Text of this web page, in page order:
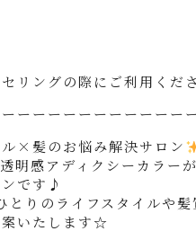
リングの際にご利用くだ
ーーーーーーーーーーー
×髪のお悩み解決サロン
明感アディクシーカラーが
です♪
とりのライフスタイルや髪
いたします☆